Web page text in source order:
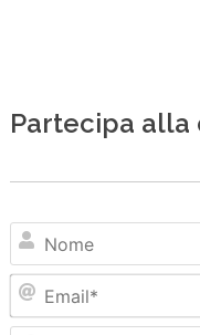
Partecipa alla